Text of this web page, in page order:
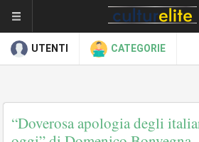
UTENTI CATEGORIE
“Doverosa apologia degli